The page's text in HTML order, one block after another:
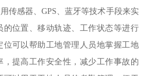
传感器、GPS、蓝牙等技术手段来实
位置、移动轨迹、工作状态等进行
可以帮助工地管理人员地掌握工地
提高工作安全性，减少工作事故的